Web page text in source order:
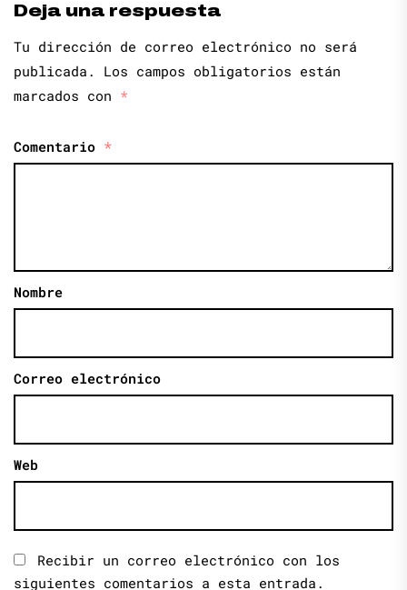
Deja una respuesta
Tu dirección de correo electrónico no será
publicada.
Los campos obligatorios están
marcados con *
Comentario *
Nombre
Correo electrónico
Web
Recibir un correo electrónico con los
siguientes comentarios a esta entrada.